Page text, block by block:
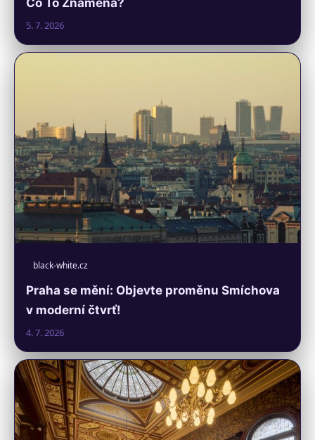
Co To Znamená?
5. 7. 2026
black-white.cz
Praha se mění: Objevte proměnu Smíchova
v moderní čtvrť!
4. 7. 2026